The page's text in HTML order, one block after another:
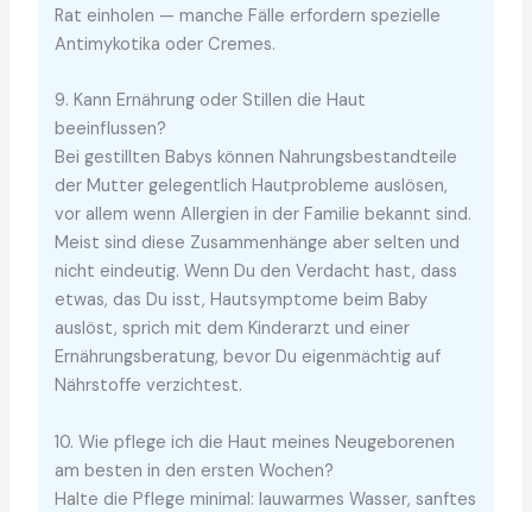
Rat einholen — manche Fälle erfordern spezielle
Antimykotika oder Cremes.
9. Kann Ernährung oder Stillen die Haut
beeinflussen?
Bei gestillten Babys können Nahrungsbestandteile
der Mutter gelegentlich Hautprobleme auslösen,
vor allem wenn Allergien in der Familie bekannt sind.
Meist sind diese Zusammenhänge aber selten und
nicht eindeutig. Wenn Du den Verdacht hast, dass
etwas, das Du isst, Hautsymptome beim Baby
auslöst, sprich mit dem Kinderarzt und einer
Ernährungsberatung, bevor Du eigenmächtig auf
Nährstoffe verzichtest.
10. Wie pflege ich die Haut meines Neugeborenen
am besten in den ersten Wochen?
Halte die Pflege minimal: lauwarmes Wasser, sanftes